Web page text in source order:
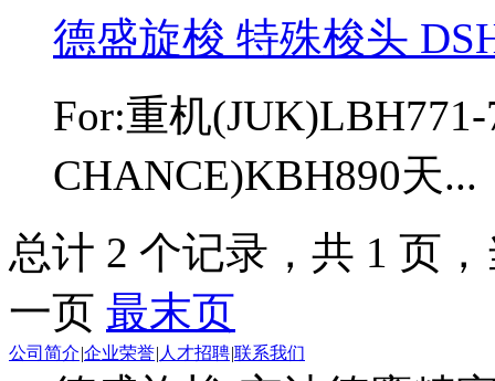
德盛旋梭 特殊梭头
For:重机
CHANCE)KBH890天...
总计 2 个记录，共 1 页
一页 最末页
公司简介|企业荣誉| 人才招聘|联系我们